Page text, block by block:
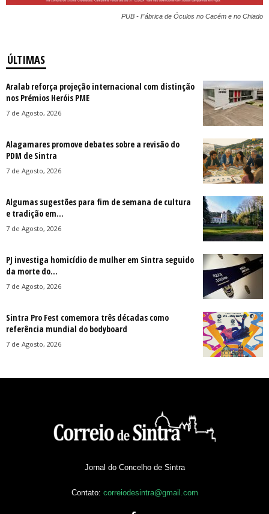
PUB - Fábrica de Óculos no Cacém e no Chiado
ÚLTIMAS
Aralab reforça projeção internacional com distinção
nos Prémios Heróis PME
7 de Agosto, 2026
Alagamares promove debates sobre a revisão do
PDM de Sintra
7 de Agosto, 2026
Algumas sugestões para fim de semana de cultura
e tradição em...
7 de Agosto, 2026
PJ investiga homicídio de mulher em Sintra seguido
da morte do...
7 de Agosto, 2026
Sintra Pro Fest comemora três décadas como
referência mundial do bodyboard
7 de Agosto, 2026
Jornal do Concelho de Sintra
Contato: correiodesintra@gmail.com